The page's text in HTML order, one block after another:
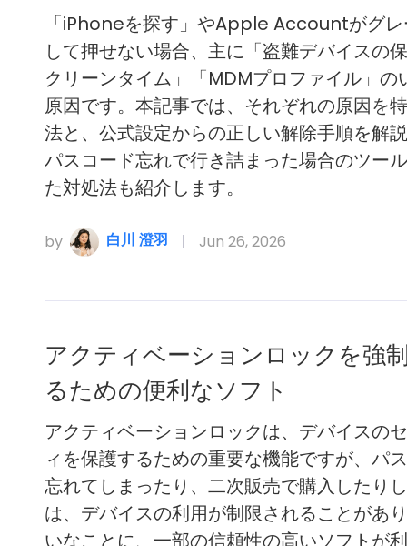
「iPhoneを探す」やApple Accountがグ
して押せない場合、主に「盗難デバイスの
クリーンタイム」「MDMプロファイル」の
原因です。本記事では、それぞれの原因を
法と、公式設定からの正しい解除手順を解
パスコード忘れで行き詰まった場合のツー
た対処法も紹介します。
by 白川 澄羽 Jun 26, 2026
アクティベーションロックを強
るための便利なソフト
アクティベーションロックは、デバイスの
ィを保護するための重要な機能ですが、パ
忘れてしまったり、二次販売で購入したり
は、デバイスの利用が制限されることがあ
いなことに、一部の信頼性の高いソフトが